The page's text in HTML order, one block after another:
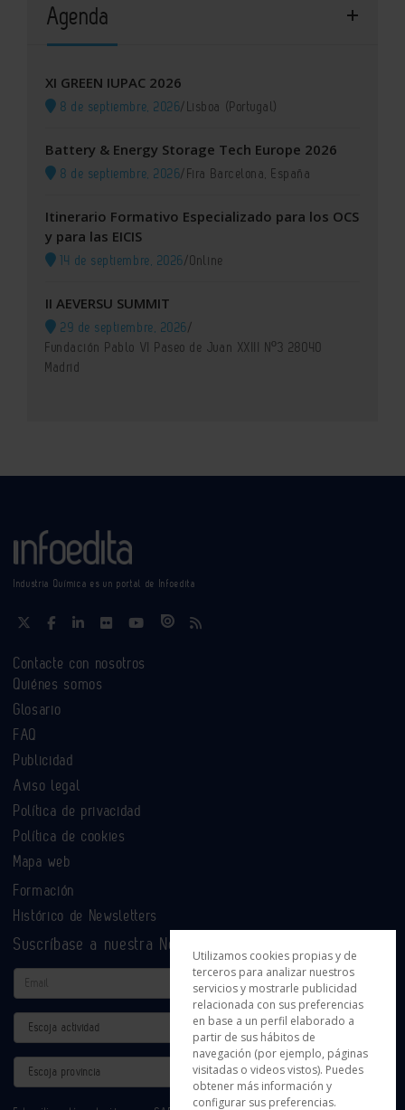
Agenda
XI GREEN IUPAC 2026
8 de septiembre, 2026/Lisboa (Portugal)
Battery & Energy Storage Tech Europe 2026
8 de septiembre, 2026/Fira Barcelona, España
Itinerario Formativo Especializado para los OCS
y para las EICIS
14 de septiembre, 2026/Online
II AEVERSU SUMMIT
29 de septiembre, 2026/
Fundación Pablo VI Paseo de Juan XXIII Nº3 28040
Madrid
Industria Química es un portal de Infoedita
Contacte con nosotros
Quiénes somos
Glosario
FAQ
Publicidad
Aviso legal
Política de privacidad
Política de cookies
Mapa web
Formación
Histórico de Newsletters
Suscríbase a nuestra Newsletter
Email
Actividad
Provincia
Utilizamos cookies propias y de
terceros para analizar nuestros
servicios y mostrarle publicidad
relacionada con sus preferencias
en base a un perfil elaborado a
partir de sus hábitos de
navegación (por ejemplo, páginas
visitadas o videos vistos). Puedes
obtener más información y
configurar sus preferencias.